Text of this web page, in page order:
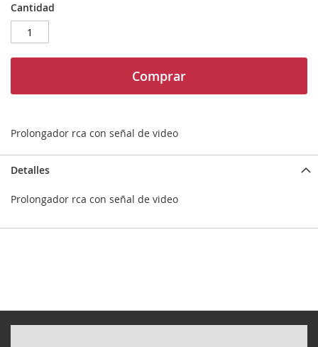
Cantidad
Comprar
Prolongador rca con señal de video
Detalles
Prolongador rca con señal de video